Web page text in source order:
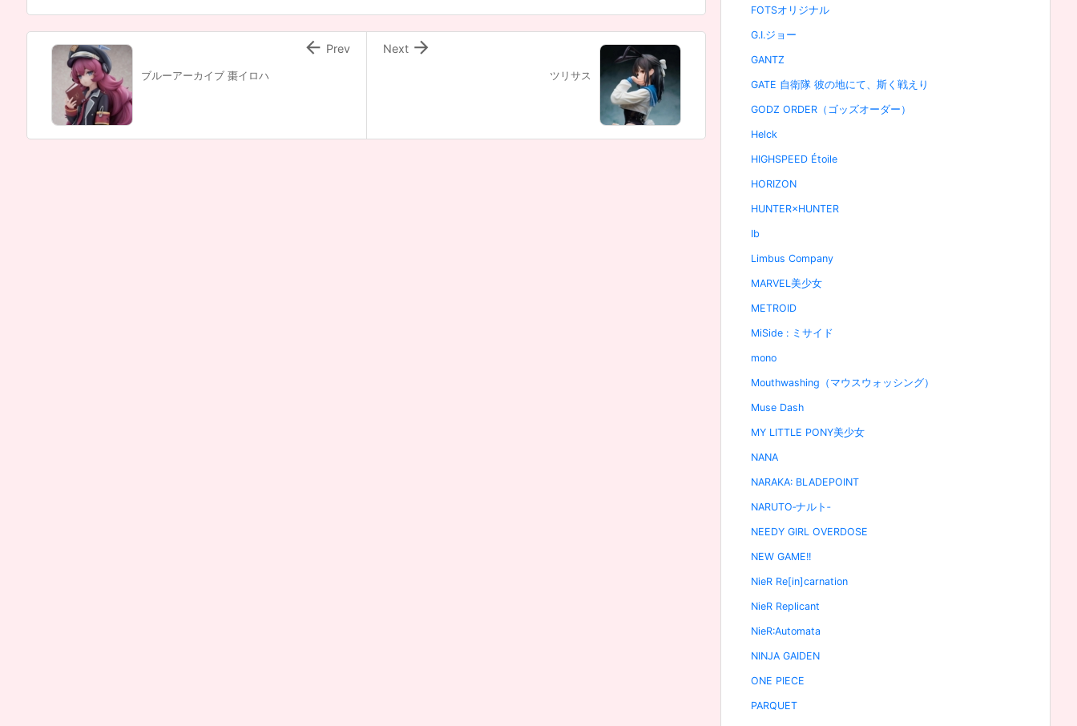
ツリサス

Next
ブルーアーカイブ 棗イロハ
 Prev
FOTSオリジナル
G.I.ジョー
GANTZ
GATE 自衛隊 彼の地にて、斯く戦えり
GODZ ORDER（ゴッズオーダー）
Helck
HIGHSPEED Étoile
HORIZON
HUNTER×HUNTER
Ib
Limbus Company
MARVEL美少女
METROID
MiSide : ミサイド
mono
Mouthwashing（マウスウォッシング）
Muse Dash
MY LITTLE PONY美少女
NANA
NARAKA: BLADEPOINT
NARUTO‐ナルト‐
NEEDY GIRL OVERDOSE
NEW GAME!!
NieR Re[in]carnation
NieR Replicant
NieR:Automata
NINJA GAIDEN
ONE PIECE
PARQUET